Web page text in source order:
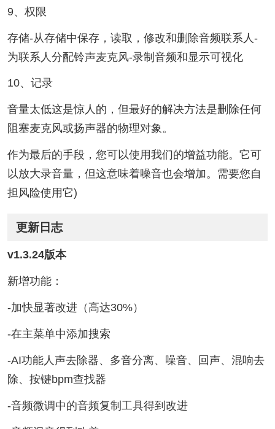
9、权限
存储-从存储中保存，读取，修改和删除音频联系人-
为联系人分配铃声麦克风-录制音频和显示可视化
10、记录
音量太低这是惊人的，但最好的解决方法是删除任何
阻塞麦克风或扬声器的物理对象。
作为最后的手段，您可以使用我们的增益功能。它可
以放大录音量，但这意味着噪音也会增加。需要您自
担风险使用它)
更新日志
v1.3.24版本
新增功能：
-加快显著改进（高达30%）
-在主菜单中添加搜索
-AI功能人声去除器、多音分离、噪音、回声、混响去
除、按键bpm查找器
-音频微调中的音频复制工具得到改进